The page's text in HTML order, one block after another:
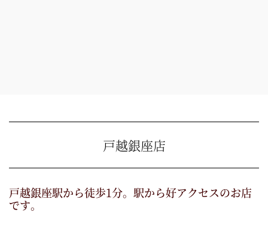
戸越銀座店
戸越銀座駅から徒歩1分。駅から好アクセスのお店
です。